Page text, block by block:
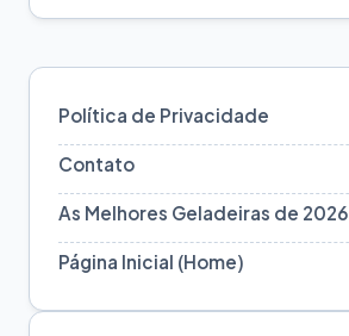
Política de Privacidade
Contato
As Melhores Geladeiras de 2026
Página Inicial (Home)